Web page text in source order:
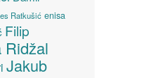
Ratkušić enisa
Filip
Ridžal
Jakub